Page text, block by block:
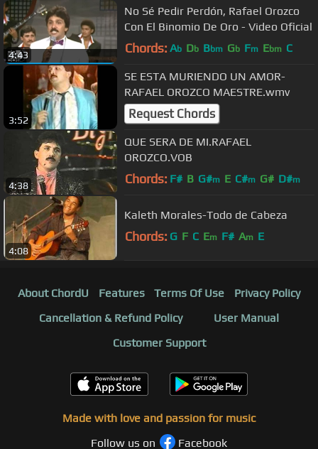
4:43
No Sé Pedir Perdón, Rafael Orozco
Con El Binomio De Oro - Video Oficial
Chords: Ab Db Bbm Gb Fm Ebm C
3:52
SE ESTA MURIENDO UN AMOR-
RAFAEL OROZCO MAESTRE.wmv
Request Chords
4:38
QUE SERA DE MI.RAFAEL
OROZCO.VOB
Chords: F# B G#m E C#m G# D#m
4:08
Kaleth Morales-Todo de Cabeza
Chords: G F C Em F# Am E
About ChordU Features Terms Of Use
Privacy Policy
Cancellation & Refund Policy
User Manual
Customer Support
Made with love and passion for music
Follow us on
Facebook